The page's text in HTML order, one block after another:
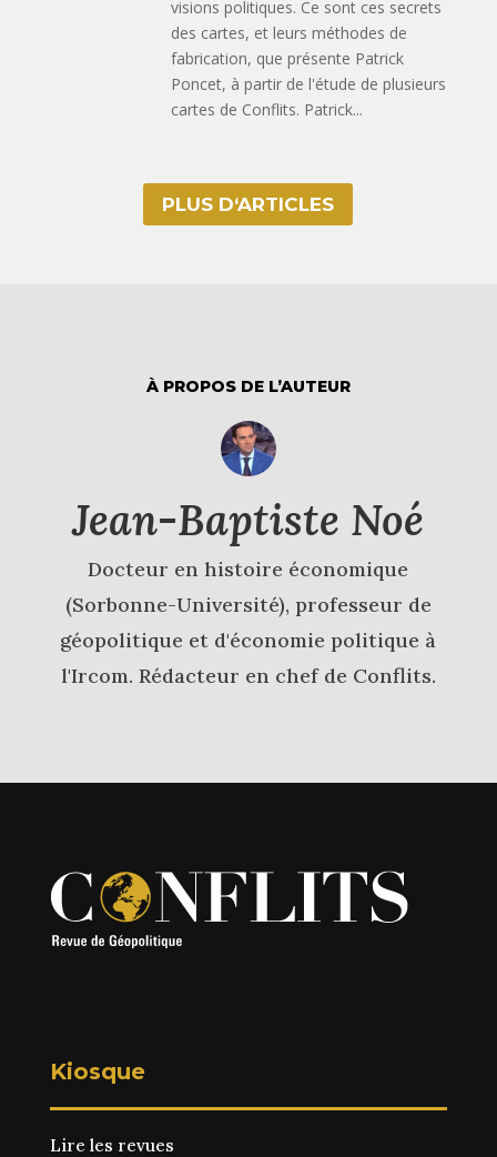
visions politiques. Ce sont ces secrets
des cartes, et leurs méthodes de
fabrication, que présente Patrick
Poncet, à partir de l'étude de plusieurs
cartes de Conflits. Patrick...
PLUS D‘ARTICLES
À PROPOS DE L’AUTEUR
Jean-Baptiste Noé
Docteur en histoire économique
(Sorbonne-Université), professeur de
géopolitique et d'économie politique à
l'Ircom. Rédacteur en chef de Conflits.
Kiosque
Lire les revues